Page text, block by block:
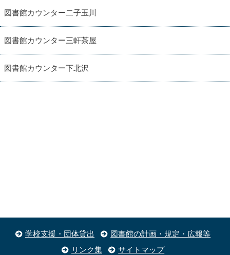
図書館カウンター二子玉川
図書館カウンター三軒茶屋
図書館カウンター下北沢
学校支援・団体貸出
図書館の計画・規定・広報等
リンク集
サイトマップ